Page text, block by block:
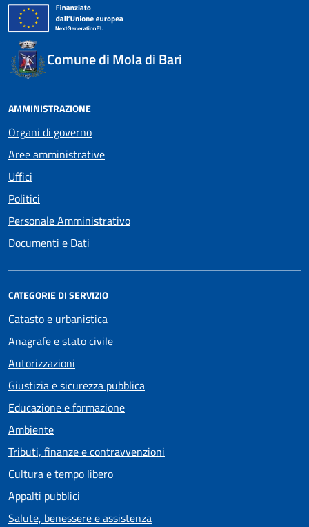
Comune di Mola di Bari
AMMINISTRAZIONE
Organi di governo
Aree amministrative
Uffici
Politici
Personale Amministrativo
Documenti e Dati
CATEGORIE DI SERVIZIO
Catasto e urbanistica
Anagrafe e stato civile
Autorizzazioni
Giustizia e sicurezza pubblica
Educazione e formazione
Ambiente
Tributi, finanze e contravvenzioni
Cultura e tempo libero
Appalti pubblici
Salute, benessere e assistenza